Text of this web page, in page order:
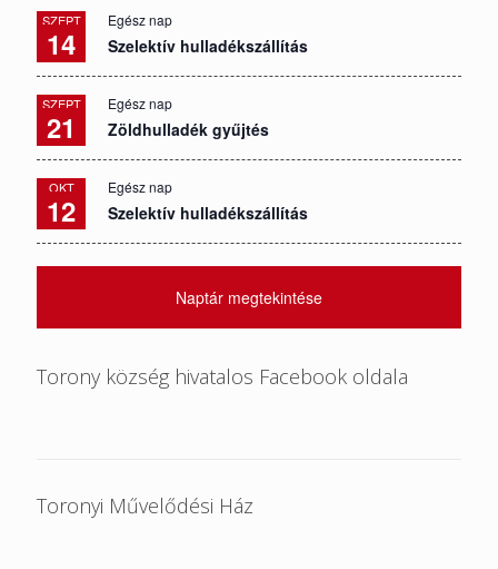
SZEPT
14
Egész nap
Szelektív hulladékszállítás
SZEPT
21
Egész nap
Zöldhulladék gyűjtés
OKT
12
Egész nap
Szelektív hulladékszállítás
Naptár megtekintése
Torony község hivatalos Facebook oldala
Toronyi Művelődési Ház